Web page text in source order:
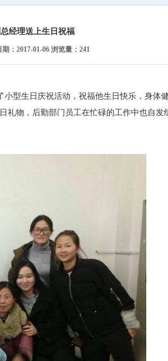
经理送上生日祝福
期：2017-01-06 浏览量： 241
型生日庆祝活动，祝福他生日快乐，身体
礼物，后勤部门员工在忙碌的工作中也自发